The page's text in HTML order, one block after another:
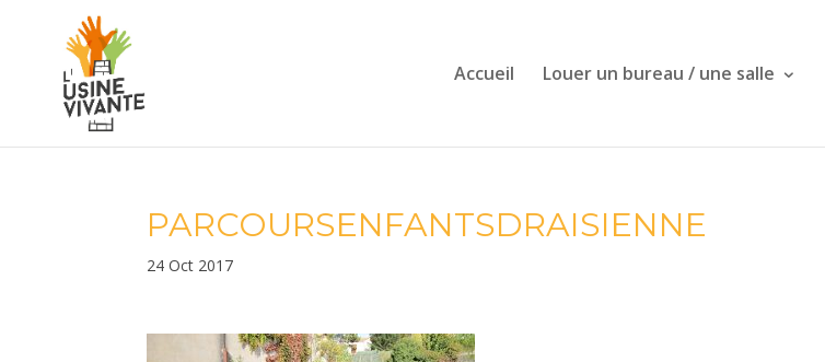
Accueil Louer un bureau / une salle
PARCOURSENFANTSDRAISIENNE
24 Oct 2017